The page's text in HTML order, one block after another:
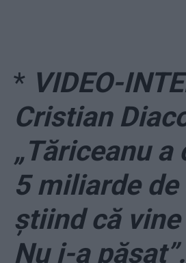
* VIDEO-
Cristian
„Tăriceanu
5 miliarde de
știind că
Nu i-a